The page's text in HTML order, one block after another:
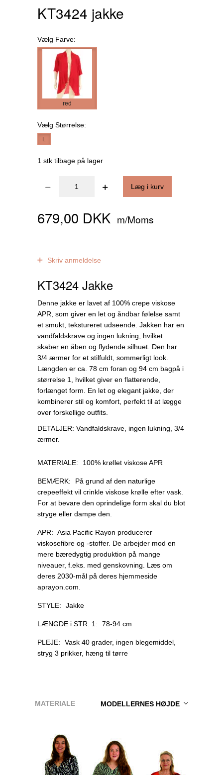
KT3424 jakke
Vælg Farve:
red
Vælg Størrelse:
L
1 stk tilbage på lager
Læg i kurv
679,00 DKK m/Moms
Skriv anmeldelse
KT3424 Jakke
Denne jakke er lavet af 100% crepe viskose
APR, som giver en let og åndbar følelse samt
et smukt, tekstureret udseende. Jakken har en
vandfaldskrave og ingen lukning, hvilket
skaber en åben og flydende silhuet. Den har
3/4 ærmer for et stilfuldt, sommerligt look.
Længden er ca. 78 cm foran og 94 cm bagpå i
størrelse 1, hvilket giver en flatterende,
forlænget form. En let og elegant jakke, der
kombinerer stil og komfort, perfekt til at lægge
over forskellige outfits.
DETALJER: Vandfaldskrave, ingen lukning, 3/4
ærmer.
MATERIALE: 100% krøllet viskose APR
BEMÆRK:
På grund af den naturlige
crepeeffekt vil crinkle viskose krølle efter vask.
For at bevare den oprindelige form skal du blot
stryge eller dampe den.
APR: Asia Pacific Rayon producerer
viskosefibre og -stoffer. De arbejder mod en
mere bæredygtig produktion på mange
niveauer, f.eks. med genskovning. Læs om
deres 2030-mål på deres hjemmeside
aprayon.com.
STYLE: Jakke
LÆNGDE i STR. 1: 78-94 cm
PLEJE:
Vask 40 grader, ingen blegemiddel,
stryg 3 prikker, hæng til tørre
MODELLERNES HØJDE
MATERIALE